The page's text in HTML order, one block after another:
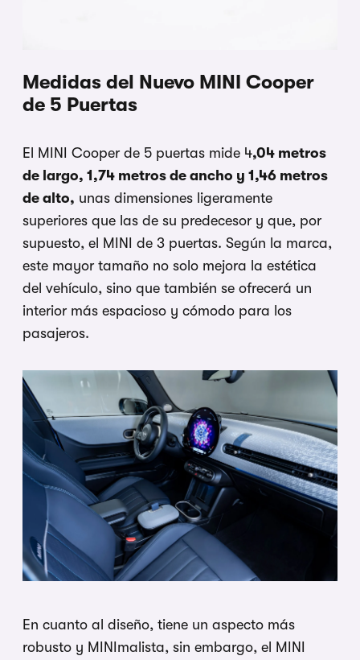
Medidas del Nuevo MINI Cooper
de 5 Puertas
El MINI Cooper de 5 puertas mide 4,04 metros
de largo, 1,74 metros de ancho y 1,46 metros
de alto, unas dimensiones ligeramente
superiores que las de su predecesor y que, por
supuesto, el MINI de 3 puertas. Según la marca,
este mayor tamaño no solo mejora la estética
del vehículo, sino que también se ofrecerá un
interior más espacioso y cómodo para los
pasajeros.
En cuanto al diseño, tiene un aspecto más
robusto y MINImalista, sin embargo, el MINI